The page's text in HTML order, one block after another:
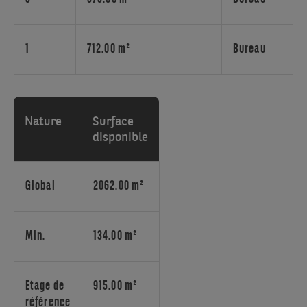
site
le
long
A201
grande
snack-
1 712.00 m² Bureau
Nature
Surface
disponible
Global 2062.00 m²
Min. 134.00 m²
Etage de
référence
915.00 m²